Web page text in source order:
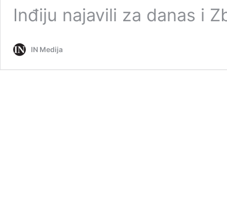
Inđiju najavili za danas i
IN Medija